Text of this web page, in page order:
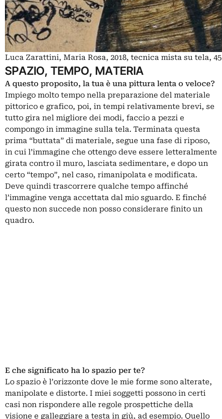
Luca Zarattini, Maria Rosa, 2018, tecnica mista su tela,
SPAZIO, TEMPO, MATERIA
A questo proposito, la tua è una pittura lenta o veloce?
Impiego molto tempo nella preparazione del materiale
pittorico e grafico, poi, in tempi relativamente brevi, se
tutto gira nel migliore dei modi, faccio a pezzi e
compongo in immagine sulla tela. Terminata questa
prima “buttata” di materiale, segue una fase di riposo,
in cui l’immagine che ottengo deve essere letteralmente
girata contro il muro, lasciata sedimentare, e dopo un
certo “tempo”, nel caso, rimanipolata e modificata.
Deve quindi trascorrere qualche tempo affinché
l’immagine venga accettata dal mio sguardo. E finché
questo non succede non posso considerare finito un
quadro.
E che significato ha lo spazio per te?
Lo spazio è l’orizzonte dove le mie forme sono alterate,
manipolate e distorte. I miei soggetti possono in certi
casi non rispondere alle regole prospettiche della
visione e galleggiare a testa in giù, ad esempio. Quello